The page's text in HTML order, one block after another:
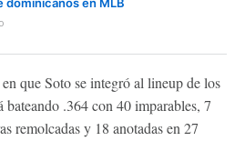
que Soto se integró al lineup de los
bateando .364 con 40 imparables, 7
remolcadas y 18 anotadas en 27